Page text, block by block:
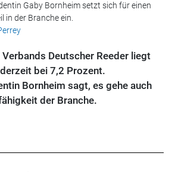
Gaby Bornheim setzt sich für einen
in der Branche ein.
Verbands Deutscher Reeder liegt
bei 7,2 Prozent.
Bornheim sagt, es gehe auch
der Branche.